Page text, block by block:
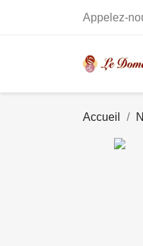
Appelez-
Accueil